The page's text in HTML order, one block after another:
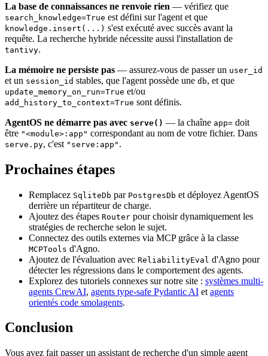
La base de connaissances ne renvoie rien — vérifiez que
search_knowledge=True est défini sur l'agent et que
knowledge.insert(...) s'est exécuté avec succès avant la
requête. La recherche hybride nécessite aussi l'installation de
tantivy.
La mémoire ne persiste pas — assurez-vous de passer un user_id
et un session_id stables, que l'agent possède une db, et que
update_memory_on_run=True et/ou
add_history_to_context=True sont définis.
AgentOS ne démarre pas avec serve() — la chaîne app= doit
être "<module>:app" correspondant au nom de votre fichier. Dans
serve.py, c'est "serve:app" .
Prochaines étapes
Remplacez SqliteDb par PostgresDb et déployez AgentOS
derrière un répartiteur de charge.
Ajoutez des étapes Router pour choisir dynamiquement les
stratégies de recherche selon le sujet.
Connectez des outils externes via MCP grâce à la classe
MCPTools d'Agno.
Ajoutez de l'évaluation avec ReliabilityEval d'Agno pour
détecter les régressions dans le comportement des agents.
Explorez des tutoriels connexes sur notre site : systèmes multi-
agents CrewAI, agents type-safe Pydantic AI et agents
orientés code smolagents.
Conclusion
Vous avez fait passer un assistant de recherche d'un simple agent